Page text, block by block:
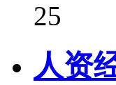
25
人资